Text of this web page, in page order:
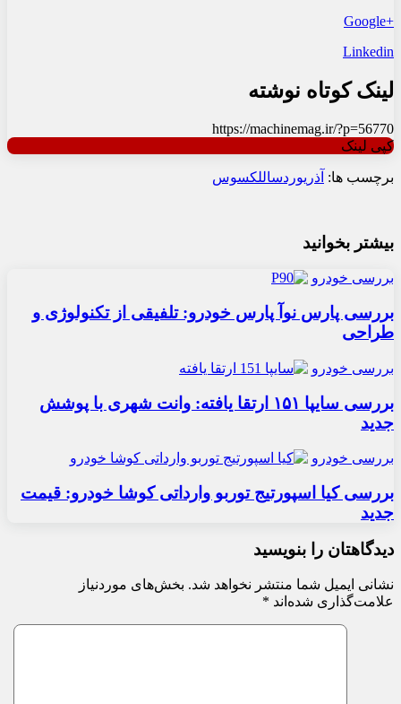
+Google
Linkedin
لینک کوتاه نوشته
https://machinemag.ir/?p=56770
کپی لینک
برچسب ها: آذریوردساللکسوس
بیشتر بخوانید
بررسی خودرو
بررسی پارس نوآ پارس خودرو: تلفیقی از تکنولوژی و
طراحی
بررسی خودرو
بررسی سایپا ۱۵۱ ارتقا یافته: وانت شهری با پوشش
جدید
بررسی خودرو
بررسی کیا اسپورتیج توربو وارداتی کوشا خودرو: قیمت
جدید
دیدگاهتان را بنویسید
نشانی ایمیل شما منتشر نخواهد شد. بخش‌های موردنیاز
علامت‌گذاری شده‌اند *